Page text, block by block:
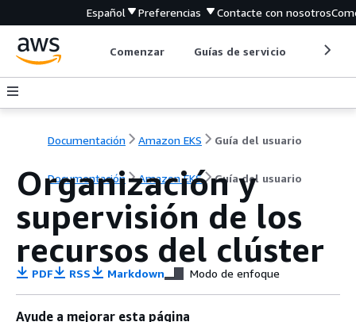
Español Preferencias Contacte con nosotros
Comenzar Guías de servicio
Documentación Amazon EKS Guía del usuario
Documentación Amazon EKS Guía del usuario
Organización y
supervisión de los
recursos del clúster
PDF RSS Markdown Modo de enfoque
Ayude a mejorar esta página